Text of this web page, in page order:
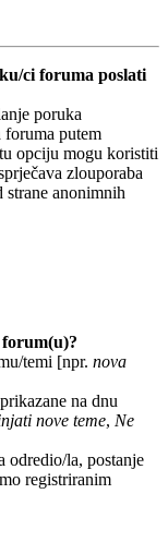
ci foruma poslati
poruka
foruma putem
opciju mogu koristiti
zlouporaba
strane anonimnih
temi [npr. nova
na dnu
nove teme, Ne
odredio/la, postanje
registriranim